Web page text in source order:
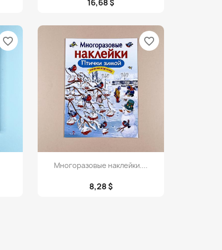
16,68 $
favorite_border
Просмотр
Многоразовые наклейки....
8,28 $
favorite_border